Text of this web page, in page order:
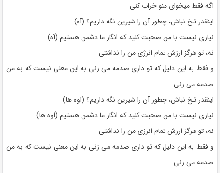
اگه فقط میخوای منو خراب کنی
اینقدر تلخ نباش، چطور آن را شیرین نگه داریم؟ (آه)
نیازی نیست با من صحبت کنید که انگار ما دشمن هستیم (آه)
نه، تو هرگز ارزش تمام انرژی من را نداشتی
و فقط به این دلیل که تو داری صدمه می زنی به این معنی نیست که به من
صدمه می زنی
اینقدر تلخ نباش، چطور آن را شیرین نگه داریم؟ (اوه ها)
نیازی نیست با من صحبت کنید که انگار ما دشمن هستیم (اوه ها)
نه، تو هرگز ارزش تمام انرژی من را نداشتی
و فقط به این دلیل که تو داری صدمه می زنی به این معنی نیست که به من
صدمه می زنی